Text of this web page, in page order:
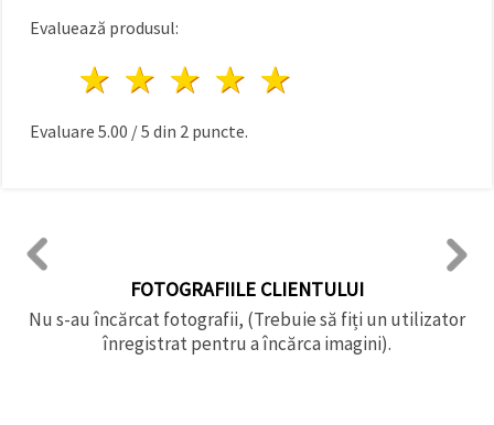
Evaluează produsul:
4 stele
3 stele
2 stele
1 stea
Evaluare 5.00 /5 din 2 puncte.
FOTOGRAFIILE CLIENTULUI
Nu s-au încărcat fotografii, (Trebuie să fiți un utilizator
înregistrat pentru a încărca imagini).